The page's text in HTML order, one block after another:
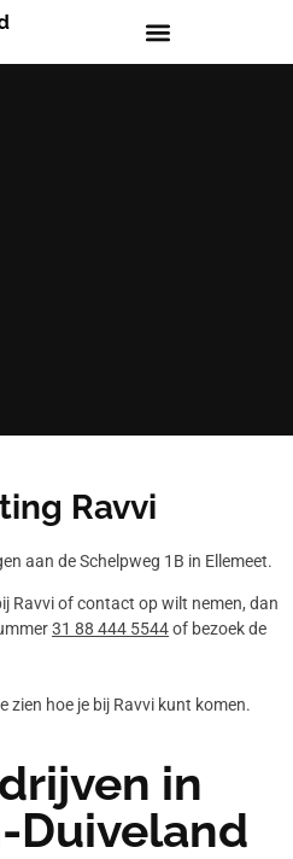
Ravvi
aan de Schelpweg 1B in Ellemeet.
Ravvi of contact op wilt nemen, dan
31 88 444 5544of bezoek de
zien hoe je bij Ravvi kunt komen.
in
Duiveland